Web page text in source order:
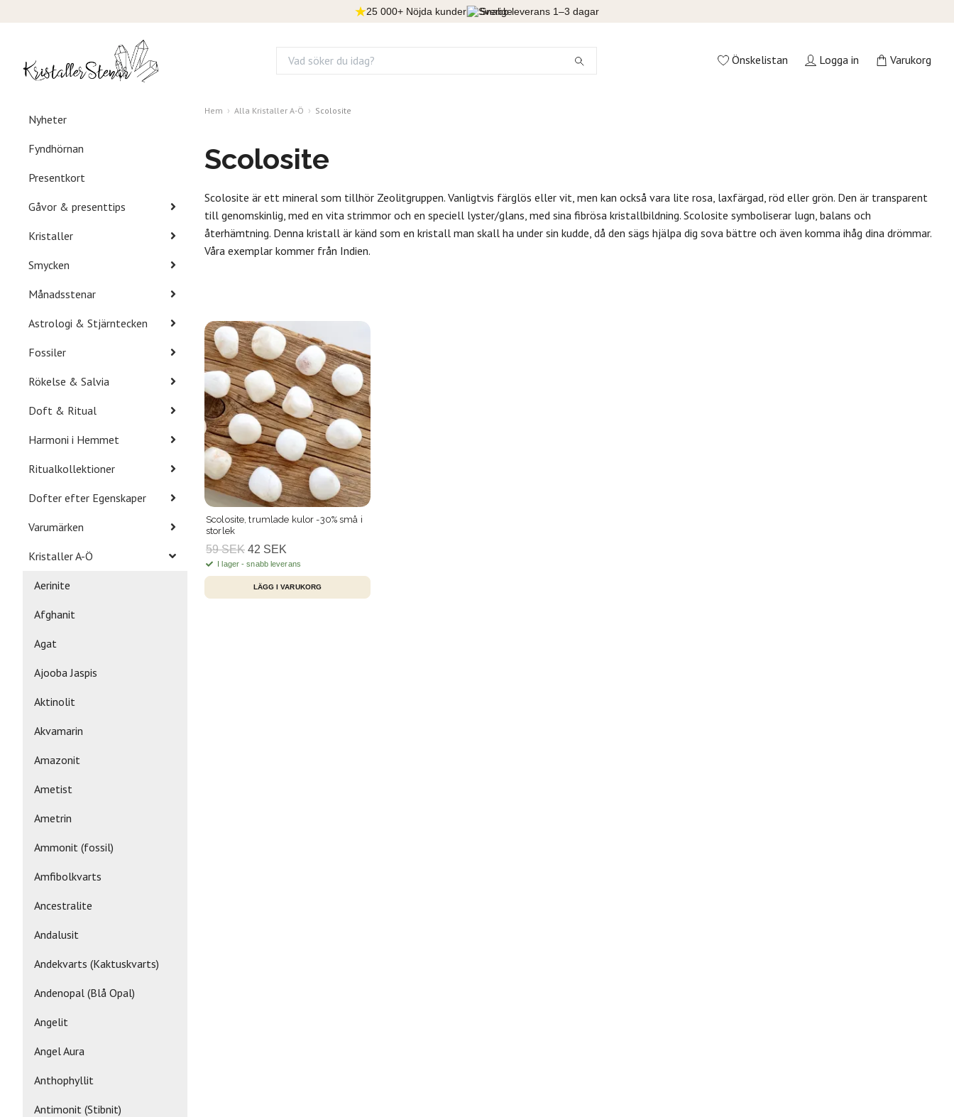
25 000+ Nöjda kunder Snabb leverans 1–3 dagar
Önskelistan Logga in Varukorg
Nyheter
Fyndhörnan
Presentkort
Gåvor & presenttips
Kristaller
Smycken
Månadsstenar
Astrologi & Stjärntecken
Fossiler
Rökelse & Salvia
Doft & Ritual
Harmoni i Hemmet
Ritualkollektioner
Dofter efter Egenskaper
Varumärken
Kristaller A-Ö
Aerinite
Afghanit
Agat
Ajooba Jaspis
Aktinolit
Akvamarin
Amazonit
Ametist
Ametrin
Ammonit (fossil)
Amfibolkvarts
Ancestralite
Andalusit
Andekvarts (Kaktuskvarts)
Andenopal (Blå Opal)
Angelit
Angel Aura
Anthophyllit
Antimonit (Stibnit)
Hem Alla Kristaller A-Ö Scolosite
Scolosite
Scolosite är ett mineral som tillhör Zeolitgruppen. Vanligtvis färglös eller vit, men kan också vara lite rosa, laxfärgad, röd eller grön. Den är transparent
till genomskinlig, med en vita strimmor och en speciell lyster/glans, med sina fibrösa kristallbildning. Scolosite symboliserar lugn, balans och
återhämtning. Denna kristall är känd som en kristall man skall ha under sin kudde, då den sägs hjälpa dig sova bättre och även komma ihåg dina drömmar.
Våra exemplar kommer från Indien.
Scolosite, trumlade kulor -30% små i
storlek
59 SEK 42 SEK
I lager - snabb leverans